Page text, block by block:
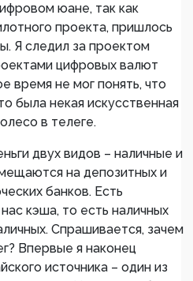
юане, так как
проекта, пришлось
Я следил за проектом
цифровых валют
время не мог понять, что
была некая искусственная
в телеге.
двух видов – наличные и
на депозитных и
банков. Есть
кэша, то есть наличных
Спрашивается, зачем
Впервые я наконец
источника – один из